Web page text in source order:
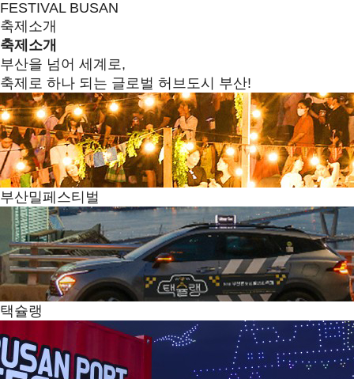
FESTIVAL BUSAN
축제소개
축제소개
부산을 넘어 세계로,
축제로 하나 되는 글로벌 허브도시 부산!
부산밀페스티벌
택슐랭